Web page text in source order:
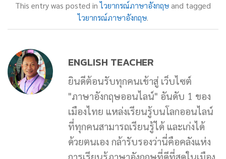
This entry was posted inไวยากรณ์ภาษาอังกฤษand tagged
ไวยากรณ์ภาษาอังกฤษ.
ENGLISH TEACHER
ยินดีต้อนรับทุกคนเข้าสู่ เว็บไซต์
"ภาษาอังกฤษออนไลน์" อันดับ 1 ของ
เมืองไทย แหล่งเรียนรู้บนโลกออนไลน์
ที่ทุกคนสามารถเรียนรู้ได้ และเก่งได้
ด้วยตนเอง กล้ารับรองว่านี่คือคลังแห่ง
การเรียนรู้ภาษาอังกฤษที่ดีที่สุดในเมือง